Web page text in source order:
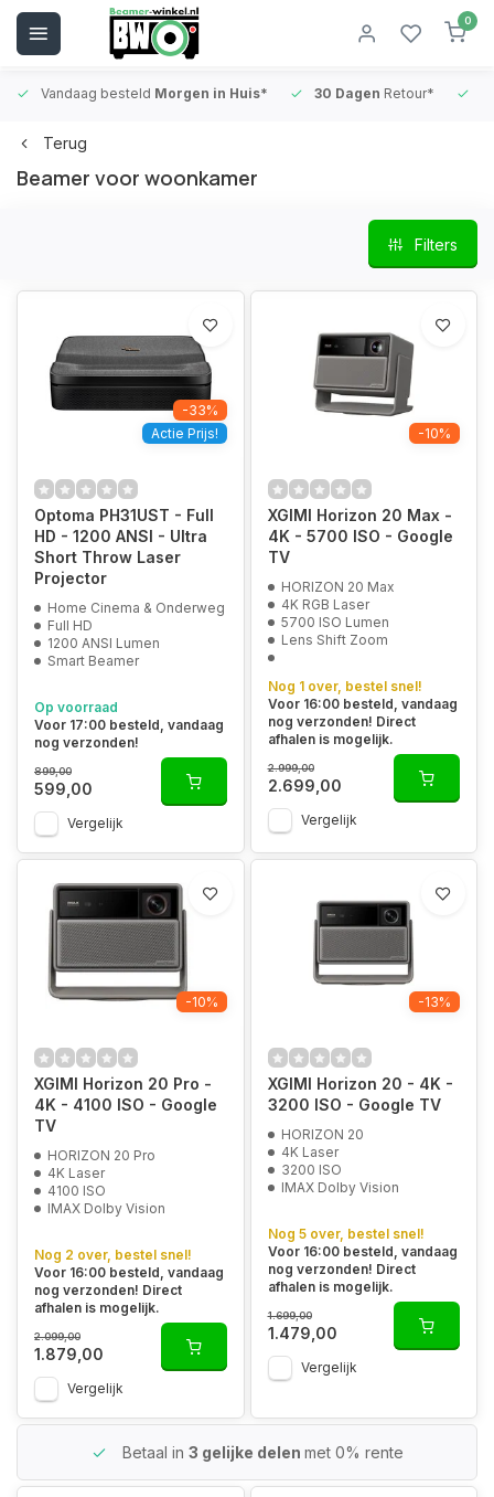
0
Vandaag besteld Morgen in Huis* 30 Dagen Retour*
Terug
Beamer voor woonkamer
Filters
-33%
Actie Prijs!
Optoma PH31UST - Full
HD - 1200 ANSI - Ultra
Short Throw Laser
Projector
Home Cinema & Onderweg
Full HD
1200 ANSI Lumen
Smart Beamer
Op voorraad
Voor 17:00 besteld, vandaag
nog verzonden!
899,00
599,00
Vergelijk
-10%
XGIMI Horizon 20 Max -
4K - 5700 ISO - Google
TV
HORIZON 20 Max
4K RGB Laser
5700 ISO Lumen
Lens Shift Zoom
Nog 1 over, bestel snel!
Voor 16:00 besteld, vandaag
nog verzonden! Direct
afhalen is mogelijk.
2.999,00
2.699,00
Vergelijk
-10%
XGIMI Horizon 20 Pro -
4K - 4100 ISO - Google
TV
HORIZON 20 Pro
4K Laser
4100 ISO
IMAX Dolby Vision
Nog 2 over, bestel snel!
Voor 16:00 besteld, vandaag
nog verzonden! Direct
afhalen is mogelijk.
2.099,00
1.879,00
Vergelijk
-13%
XGIMI Horizon 20 - 4K -
3200 ISO - Google TV
HORIZON 20
4K Laser
3200 ISO
IMAX Dolby Vision
Nog 5 over, bestel snel!
Voor 16:00 besteld, vandaag
nog verzonden! Direct
afhalen is mogelijk.
1.699,00
1.479,00
Vergelijk
Betaal in 3 gelijke delen met 0% rente